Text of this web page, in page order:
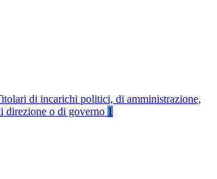
di incarichi politici, di amministrazione,
direzione o di governo 1